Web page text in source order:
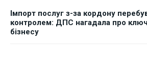
Імпорт послуг з-за кордону
контролем: ДПС нагадала про
бізнесу